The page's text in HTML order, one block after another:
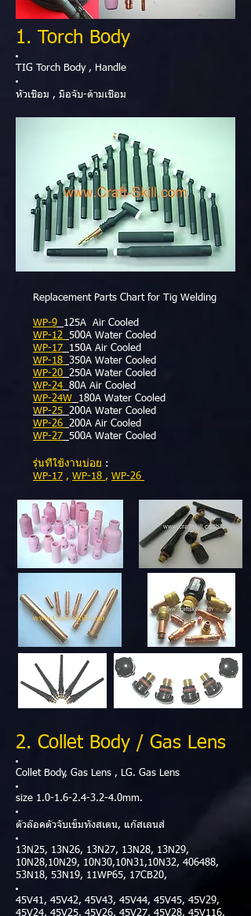
1. Torch Body
TIG Torch Body , Handle
หัวเชื่อม , มือจับ-ด้ามเชื่อม
Replacement Parts Chart for Tig Welding
WP-9
125A Air Cooled
WP-12
500A Water Cooled
WP-17
150A Air Cooled
WP-18
350A Water Cooled
WP-20
250A Water Cooled
WP-24
80A Air Cooled
WP-24W
180A Water Cooled
WP-25
200A Water Cooled
WP-26
200A Air Cooled
WP-27
500A Water Cooled
รุ่นที่ใช้งานบ่อย :
WP-17 , WP-18 , WP-26
2. Collet Body / Gas Lens
Collet Body, Gas Lens , LG. Gas Lens
size 1.0-1.6-2.4-3.2-4.0mm.
ตัวล๊อคตัวจับเข็มทังสเตน, แก๊สเลนส์
13N25, 13N26, 13N27, 13N28, 13N29,
10N28,10N29, 10N30,10N31,10N32, 406488,
53N18, 53N19, 11WP65, 17CB20,
45V41, 45V42, 45V43, 45V44, 45V45, 45V29,
45V24, 45V25, 45V26, 45V27, 45V28, 45V116,